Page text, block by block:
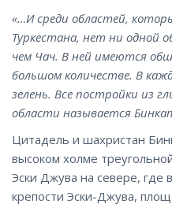
«…И среди областей,
Туркестана, нет ни одной
чем Чач. В ней имеются
большом количестве. В
зелень. Все постройки из
области называется
Цитадель и шахристан
высоком холме
Эски Джува на севере, где
крепости Эски-Джува,